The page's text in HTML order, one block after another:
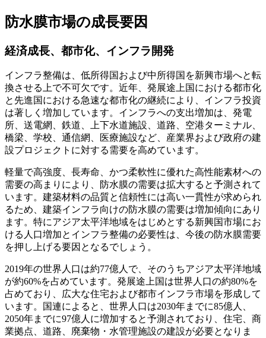
防水膜市場の成長要因
経済成長、都市化、インフラ開発
インフラ整備は、低所得国および中所得国を新興市場へと転
換させる上で不可欠です。近年、発展途上国における都市化
と先進国における急速な都市化の継続により、インフラ投資
は著しく増加しています。インフラへの支出増加は、発電
所、送電網、鉄道、上下水道施設、道路、空港ターミナル、
橋梁、学校、通信網、医療施設など、産業界および政府の建
設プロジェクトに対する需要を高めています。
軽量で高強度、長寿命、かつ柔軟性に優れた高性能素材への
需要の高まりにより、防水膜の需要は拡大すると予測されて
います。建築材料の品質と信頼性には高い一貫性が求められ
るため、建築インフラ向けの防水膜の需要は増加傾向にあり
ます。特にアジア太平洋地域をはじめとする新興国市場にお
ける人口増加とインフラ整備の必要性は、今後の防水膜需要
を押し上げる要因となるでしょう。
2019年の世界人口は約77億人で、そのうちアジア太平洋地域
が約60%を占めています。発展途上国は世界人口の約80%を
占めており、広大な住宅および都市インフラ市場を形成して
います。国連によると、世界人口は2030年までに85億人、
2050年までに97億人に増加すると予測されており、住宅、商
業拠点、道路、廃棄物・水管理施設の建設が必要となりま